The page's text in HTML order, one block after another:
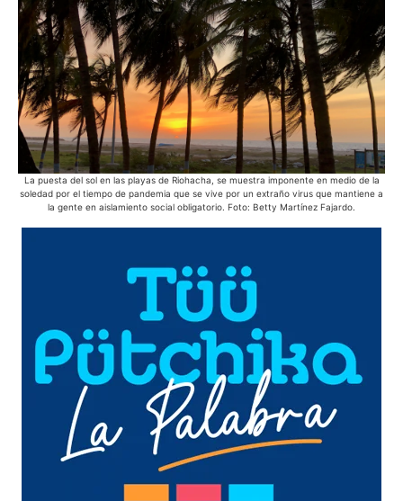
La puesta del sol en las playas de Riohacha, se muestra imponente en medio de la
soledad por el tiempo de pandemia que se vive por un extraño virus que mantiene a
la gente en aislamiento social obligatorio. Foto: Betty Martínez Fajardo.